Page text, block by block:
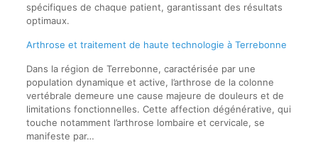
spécifiques de chaque patient, garantissant des résultats
optimaux.
Arthrose et traitement de haute technologie à Terrebonne
Dans la région de Terrebonne, caractérisée par une
population dynamique et active, l’arthrose de la colonne
vertébrale demeure une cause majeure de douleurs et de
limitations fonctionnelles. Cette affection dégénérative, qui
touche notamment l’arthrose lombaire et cervicale, se
manifeste par…